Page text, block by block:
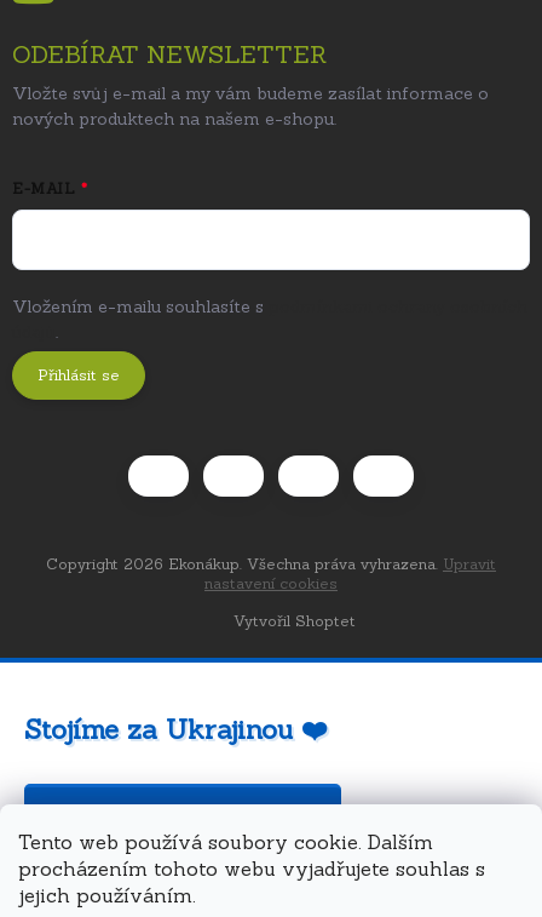
Tento web používá soubory cookie. Dalším
procházením tohoto webu vyjadřujete souhlas s
jejich používáním.
ODEBÍRAT NEWSLETTER
Vložte svůj e-mail a my vám budeme zasílat informace o
nových produktech na našem e-shopu.
E-MAIL
Vložením e-mailu souhlasíte s
.
Přihlásit se
Vytvořil Shoptet
Copyright 2026 Ekonákup. Všechna práva vyhrazena. Upravit
nastavení cookies
Stojíme za Ukrajinou ❤️